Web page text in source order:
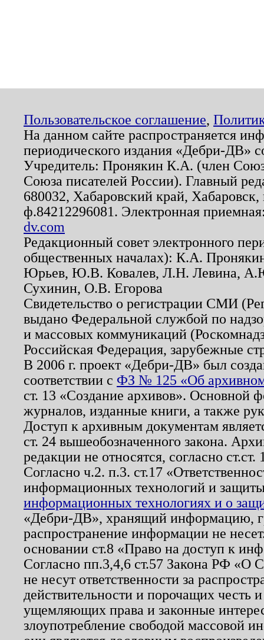
Пользовательское соглашение,
На данном сайте распространяется
периодического издания «Дебри-ДВ»
Учредитель: Пронякин К.А. (член
Союза писателей России). Главный
680032, Хабаровский край,
ф.84212296081. Электронная
dv.com
Редакционный совет электронного
общественных началах): К.А.
Юрьев, Ю.В. Ковалев, Л.Н. Левина,
Сухинин, О.В. Егорова
Свидетельство о регистрации СМИ
выдано Федеральной службой по
и массовых коммуникаций
Российская Федерация, зарубежные
В 2006 г. проект «Дебри-ДВ» был
соответствии с ФЗ № 125 «Об
ст. 13 «Создание архивов». Основной
журналов, изданные книги, а также
Доступ к архивным документам
ст. 24 вышеобозначенного закона.
редакции не относятся, согласно
Согласно ч.2. п.3. ст.17
информационных технологий и
информационных технологиях и о
«Дебри-ДВ», хранящий информацию,
распространение информации не
основании ст.8 «Право на доступ к
Согласно пп.3,4,6 ст.57 Закона РФ «О
не несут ответственности за
действительности и порочащих честь
ущемляющих права и законные
злоупотребление свободой массовой